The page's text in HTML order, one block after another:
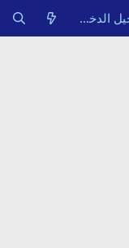
تسجيل الدخول